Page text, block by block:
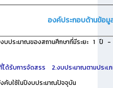
องค์ประกอบด้านข้อมู
บประมาณของสถานศึกษาที่มีระยะ 1 ปี
ได้รับการจัดสรร 2.งบประมาณตามประเ
คับใช้ในปีงบประมาณปัจจุบัน